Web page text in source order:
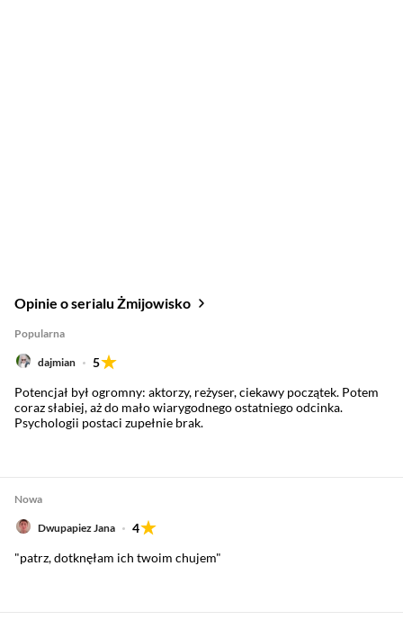
Opinie o serialu Żmijowisko
Popularna
dajmian
5
Potencjał był ogromny: aktorzy, reżyser, ciekawy początek. Potem
coraz słabiej, aż do mało wiarygodnego ostatniego odcinka.
Psychologii postaci zupełnie brak.
Nowa
Dwupapiez Jana
4
"patrz, dotknęłam ich twoim chujem"